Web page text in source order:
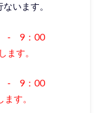
います。
- 9：00
ます。
- 9：00
す。